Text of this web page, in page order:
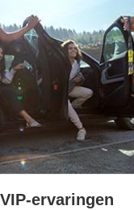
ervaringen